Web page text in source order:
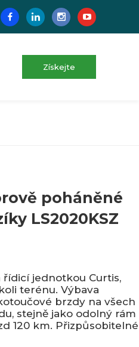
Získejte
poháněné
LS2020KSZ
řídicí jednotkou Curtis,
terénu. Výbava
brzdy na všech
stejně jako odolný rám
120 km. Přizpůsobitelné